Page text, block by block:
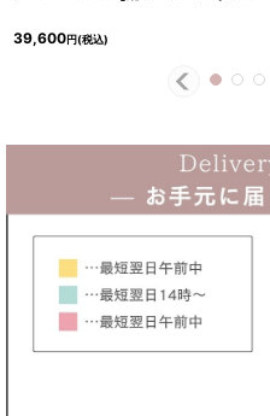
39,600円(税込)